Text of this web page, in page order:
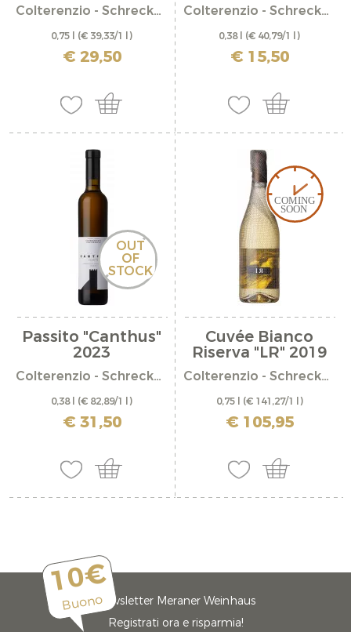
Colterenzio - Schreckbichl
0,75 l (€ 39,33/1 l)
incl. IVA più costi di spedizione
€ 29,50
Colterenzio - Schreckbichl
0,38 l (€ 40,79/1 l)
incl. IVA più costi di spedizione
€ 15,50
OUT
OF
STOCK
Passito "Canthus"
2023
Colterenzio - Schreckbichl
0,38 l (€ 82,89/1 l)
incl. IVA più costi di spedizione
€ 31,50
Cuvée Bianco
Riserva "LR" 2019
Colterenzio - Schreckbichl
0,75 l (€ 141,27/1 l)
incl. IVA più costi di spedizione
€ 105,95
10€
BuonoNewsletter Meraner Weinhaus
Registrati ora e risparmia!